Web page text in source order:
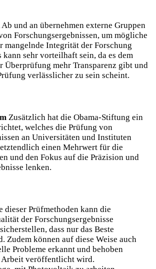
Ab und an übernehmen externe Gruppen
Forschungsergebnissen, um mögliche
mangelnde Integrität der Forschung
kann sehr vorteilhaft sein, da es dem
Überprüfung mehr Transparenz gibt und
verlässlicher zu sein scheint.
Zusätzlich hat die Obama-Stiftung ein
welches die Prüfung von
an Universitäten und Instituten
einen Mehrwert für die
und den Fokus auf die Präzision und
lenken.
Prüfmethoden kann die
der Forschungsergebnisse
dass nur das Beste
Zudem können auf diese Weise auch
Probleme erkannt und behoben
Arbeit veröffentlicht wird.